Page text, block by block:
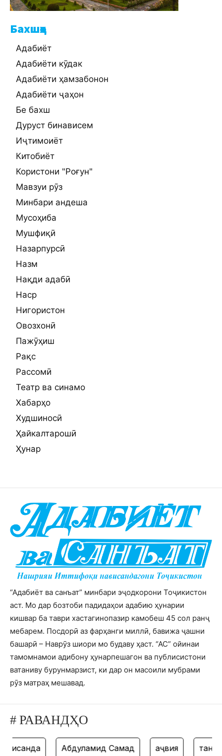
Бахшҳо
Адабиёт
Адабиёти кӯдак
Адабиёти ҳамзабонон
Адабиёти ҷаҳон
Бе бахш
Дуруст бинависем
Иҷтимоиёт
Китобиёт
Користони "Роғун"
Мавзуи рӯз
Минбари андеша
Мусоҳиба
Мушфиқӣ
Назарпурсӣ
Назм
Нақди адабӣ
Наср
Нигористон
Овозхонӣ
Пажӯҳиш
Рақс
Рассомӣ
Театр ва синамо
Хабарҳо
Худшиносӣ
Ҳайкалтарошӣ
Ҳунар
“Адабиёт ва санъат” минбари эҷодкорони Тоҷикистон
аст. Мо дар бозтоби падидаҳои адабию ҳунарии
кишвар ба таври хастагинопазир камобеш 45 сол ранҷ
мебарем. Посдорӣ аз фарҳанги миллӣ, бавижа ҷашни
башарӣ – Наврӯз шиори мо будаву ҳаст. “АС” ойинаи
тамомнамои адибону ҳунарпешагон ва публисистони
ватаниву бурунмарзист, ки дар он масоили мубрами
рӯз матраҳ мешавад.
# РАВАНДҲО
Абдулҳамид Самад ҳаҷвия танз